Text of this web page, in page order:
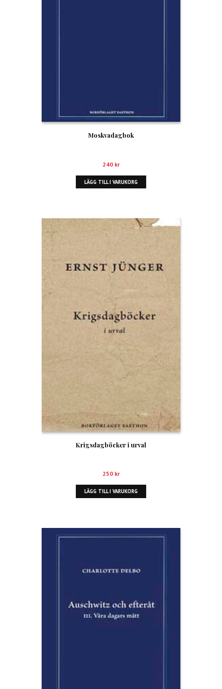
Moskvadagbok
240 kr
LÄGG TILL I VARUKORG
Krigsdagböcker i urval
250 kr
LÄGG TILL I VARUKORG